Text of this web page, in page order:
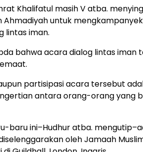
Khalifatul masih V atba.
Ahmadiyah untuk
lintas iman.
bahwa acara dialog lintas iman
partisipasi acara tersebut
antara orang-orang yang
baru ini–Hudhur atba.
oleh Jamaah